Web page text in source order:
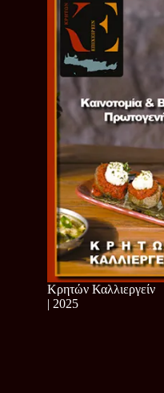
Κρητών Καλλιεργείν
| 2025